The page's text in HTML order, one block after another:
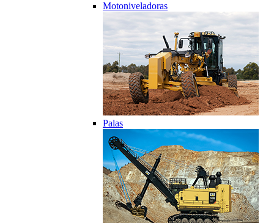
Motoniveladoras
Palas